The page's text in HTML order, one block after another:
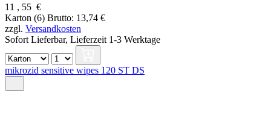
11 , 55 €
Karton (6) Brutto: 13,74 €
zzgl. Versandkosten
Sofort Lieferbar, Lieferzeit 1-3 Werktage
mikrozid sensitive wipes 120 ST DS